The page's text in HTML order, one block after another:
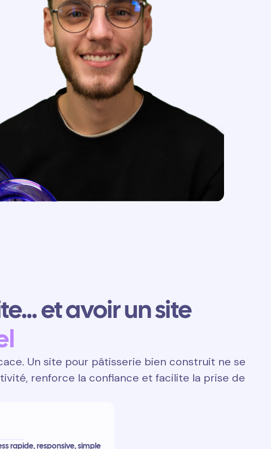
et avoir un site
Un site pour pâtisserie bien construit ne se
renforce la confiance et facilite la prise de
rapide, responsive, simple